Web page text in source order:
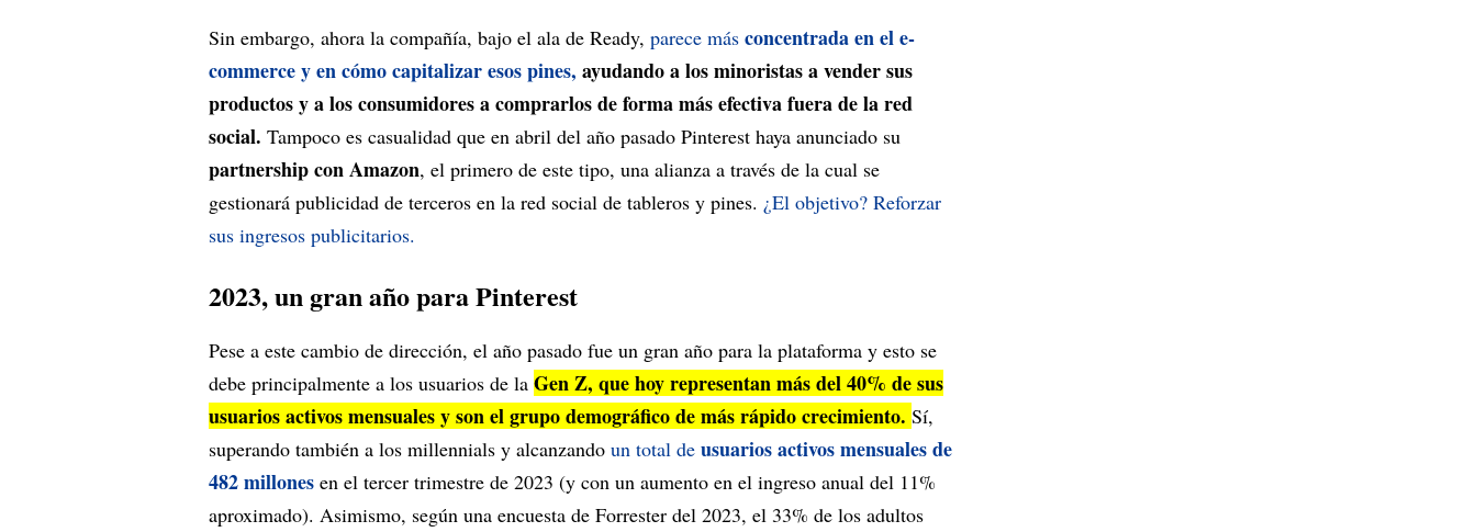
Sin embargo, ahora la compañía, bajo el ala de Ready, parece más concentrada en el e-
commerce y en cómo capitalizar esos pines, ayudando a los minoristas a vender sus
productos y a los consumidores a comprarlos de forma más efectiva fuera de la red
social. Tampoco es casualidad que en abril del año pasado Pinterest haya anunciado su
partnership con Amazon, el primero de este tipo, una alianza a través de la cual se
gestionará publicidad de terceros en la red social de tableros y pines. ¿El objetivo? Reforzar
sus ingresos publicitarios.
2023, un gran año para Pinterest
Pese a este cambio de dirección, el año pasado fue un gran año para la plataforma y esto se
debe principalmente a los usuarios de la Gen Z, que hoy representan más del 40% de sus
usuarios activos mensuales y son el grupo demográfico de más rápido crecimiento. Sí,
superando también a los millennials y alcanzando un total de usuarios activos mensuales de
482 millones en el tercer trimestre de 2023 (y con un aumento en el ingreso anual del 11%
aproximado). Asimismo, según una encuesta de Forrester del 2023, el 33% de los adultos